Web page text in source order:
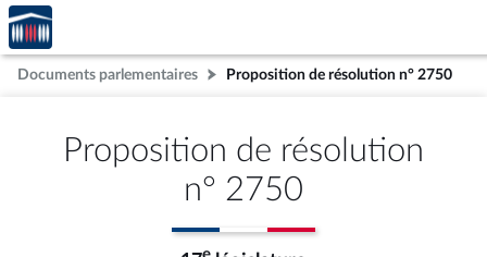
Aller au contenu
Aller en bas de la page
Accèder
à la
page
d'accueil
Documents parlementaires Proposition de résolution n° 2750
Proposition de résolution
n° 2750